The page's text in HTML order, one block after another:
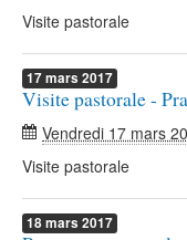
Visite pastorale
17mars 2017
Visite pastorale -
Vendredi 17 mars
Visite pastorale
18mars 2017